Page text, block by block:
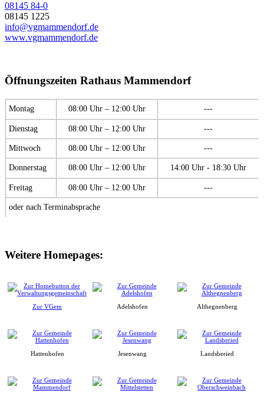
08145 84-0
08145 1225
info@vgmammendorf.de
www.vgmammendorf.de
Öffnungszeiten Rathaus Mammendorf
Montag 08:00 Uhr – 12:00 Uhr ---
Dienstag 08:00 Uhr – 12:00 Uhr ---
Mittwoch 08:00 Uhr – 12:00 Uhr ---
Donnerstag 08:00 Uhr – 12:00 Uhr 14:00 Uhr - 18:30 Uhr
Freitag 08:00 Uhr – 12:00 Uhr ---
oder nach Terminabsprache
Weitere Homepages:
Zur VGem Adelshofen Althegnenberg
Hattenhofen Jesenwang Landsberied